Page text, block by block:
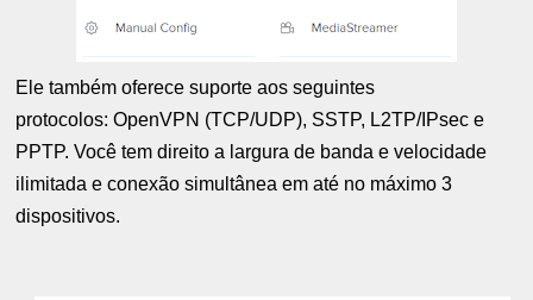
Ele também oferece suporte aos seguintes
protocolos: OpenVPN (TCP/UDP), SSTP, L2TP/IPsec e
PPTP. Você tem direito a largura de banda e velocidade
ilimitada e conexão simultânea em até no máximo 3
dispositivos.